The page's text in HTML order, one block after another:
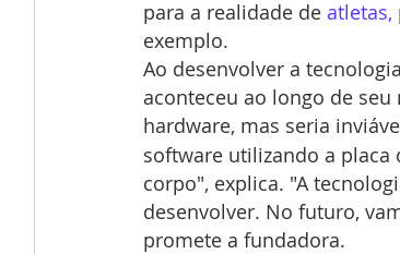
para a realidade de atletas,
exemplo.
Ao desenvolver a
aconteceu ao longo de
hardware, mas seria
software utilizando a
corpo", explica. "A
desenvolver. No futuro,
promete a fundadora.